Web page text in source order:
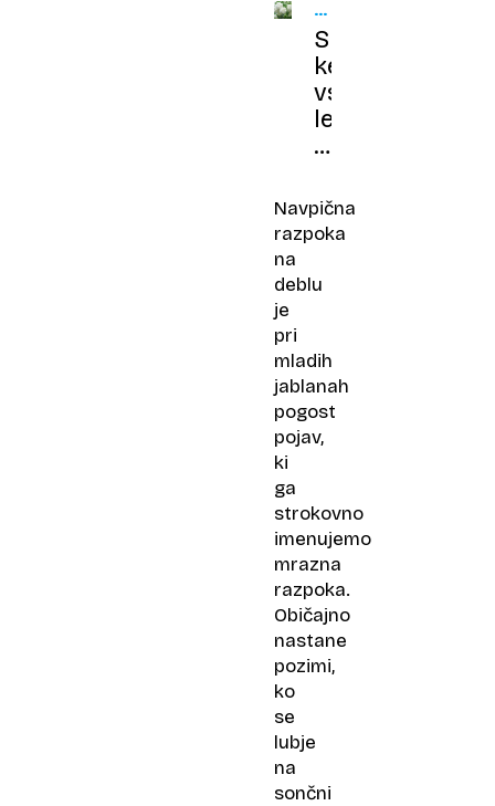
KMETIJSKI
NASVETI
Snežna
kepa
vsako
leto
gola?
je
pravi
in
deluje
Navpična
razpoka
na
deblu
je
pri
mladih
jablanah
pogost
pojav,
ki
ga
strokovno
imenujemo
mrazna
razpoka.
Običajno
nastane
pozimi,
ko
se
lubje
na
sončni